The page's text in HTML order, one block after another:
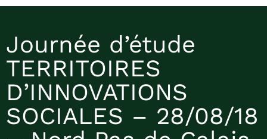
Journée d’étude
TERRITOIRES
D’INNOVATIONS
SOCIALES – 28/08/18